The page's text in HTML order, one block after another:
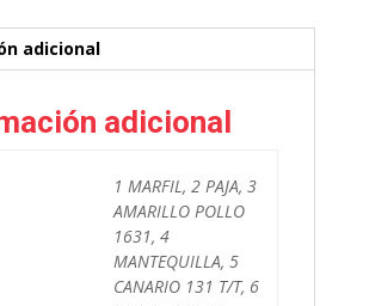
adicional
adicional
1 MARFIL, 2 PAJA, 3
AMARILLO POLLO
1631, 4
MANTEQUILLA, 5
CANARIO 131 T/T, 6